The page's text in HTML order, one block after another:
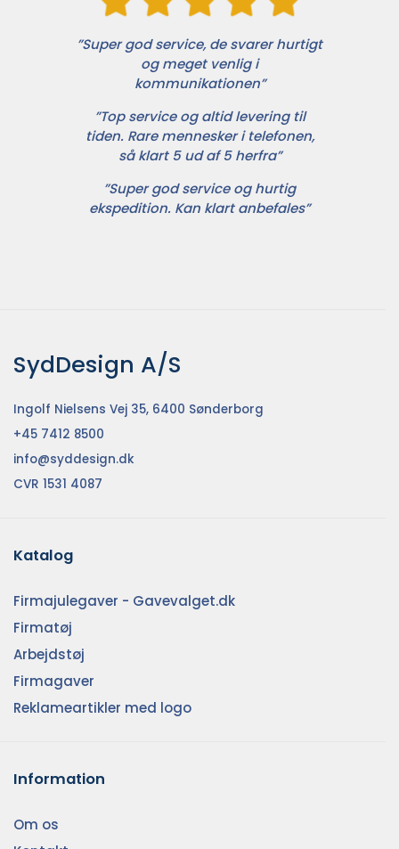
”Super god service, de svarer hurtigt
og meget venlig i
kommunikationen”
”Top service og altid levering til
tiden. Rare mennesker i telefonen,
så klart 5 ud af 5 herfra”
”Super god service og hurtig
ekspedition. Kan klart anbefales”
SydDesign A/S
Ingolf Nielsens Vej 35, 6400 Sønderborg
+45 7412 8500
info@syddesign.dk
CVR 1531 4087
Katalog
Firmajulegaver - Gavevalget.dk
Firmatøj
Arbejdstøj
Firmagaver
Reklameartikler med logo
Information
Om os